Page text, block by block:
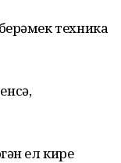
техника
ел кире